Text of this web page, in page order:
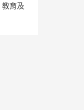
育及